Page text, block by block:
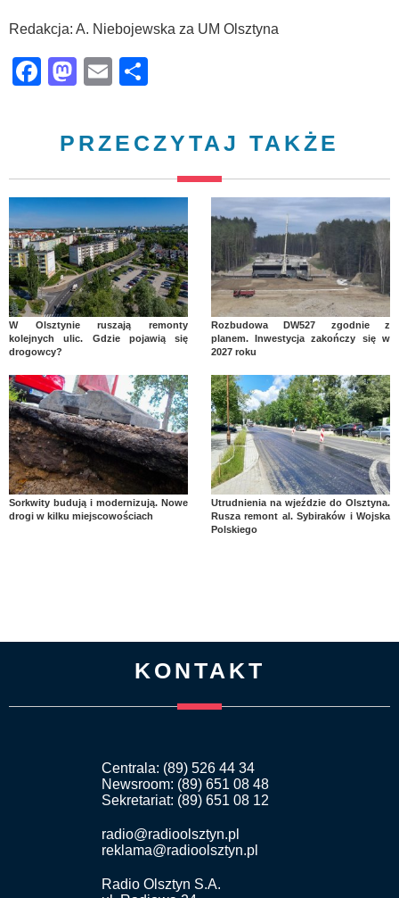
Redakcja: A. Niebojewska za UM Olsztyna
Facebook
Mastodon
Email
PRZECZYTAJ TAKŻE
W Olsztynie ruszają remonty
kolejnych ulic. Gdzie pojawią się
drogowcy?
Rozbudowa DW527 zgodnie z
planem. Inwestycja zakończy się w
2027 roku
Sorkwity budują i modernizują. Nowe
drogi w kilku miejscowościach
Utrudnienia na wjeździe do Olsztyna.
Rusza remont al. Sybiraków i Wojska
Polskiego
KONTAKT
Centrala: (89) 526 44 34
Newsroom: (89) 651 08 48
Sekretariat: (89) 651 08 12
radio@radioolsztyn.pl
reklama@radioolsztyn.pl
Radio Olsztyn S.A.